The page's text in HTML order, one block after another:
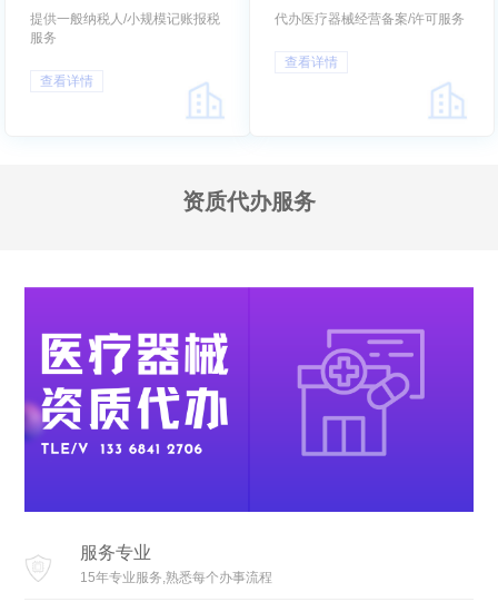
提供一般纳税人/小规模记账报税
服务
查看详情
代办医疗器械经营备案/许可服务
查看详情
资质代办服务
服务专业
15年专业服务,熟悉每个办事流程